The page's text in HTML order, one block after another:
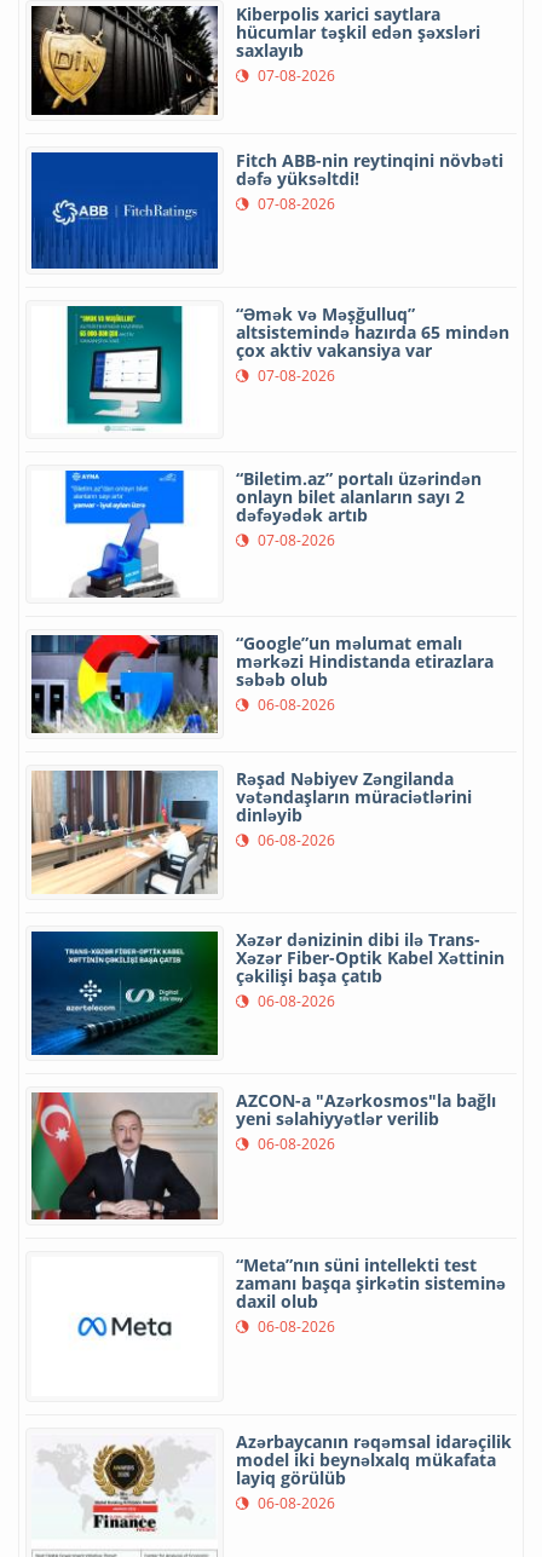
Kiberpolis xarici saytlara
hücumlar təşkil edən şəxsləri
saxlayıb
07-08-2026
Fitch ABB-nin reytinqini növbəti
dəfə yüksəltdi!
07-08-2026
“Əmək və Məşğulluq”
altsistemində hazırda 65 mindən
çox aktiv vakansiya var
07-08-2026
“Biletim.az” portalı üzərindən
onlayn bilet alanların sayı 2
dəfəyədək artıb
07-08-2026
“Google”un məlumat emalı
mərkəzi Hindistanda etirazlara
səbəb olub
06-08-2026
Rəşad Nəbiyev Zəngilanda
vətəndaşların müraciətlərini
dinləyib
06-08-2026
Xəzər dənizinin dibi ilə Trans-
Xəzər Fiber-Optik Kabel Xəttinin
çəkilişi başa çatıb
06-08-2026
AZCON-a "Azərkosmos"la bağlı
yeni səlahiyyətlər verilib
06-08-2026
“Meta”nın süni intellekti test
zamanı başqa şirkətin sisteminə
daxil olub
06-08-2026
Azərbaycanın rəqəmsal idarəçilik
model iki beynəlxalq mükafata
layiq görülüb
06-08-2026